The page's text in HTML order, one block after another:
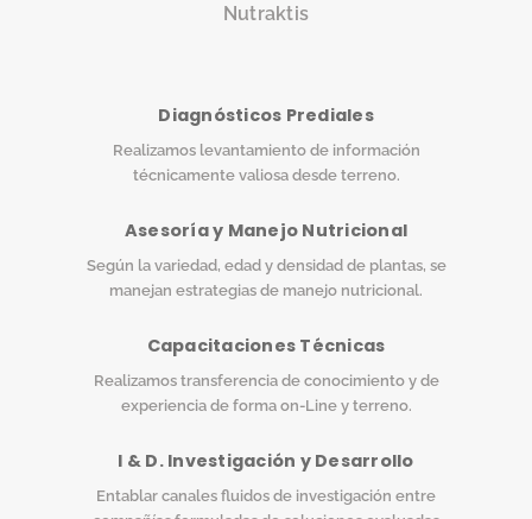
Nutraktis
Diagnósticos Prediales
Realizamos levantamiento de información
técnicamente valiosa desde terreno.
Asesoría y Manejo Nutricional
Según la variedad, edad y densidad de plantas, se
manejan estrategias de manejo nutricional.
Capacitaciones Técnicas
Realizamos transferencia de conocimiento y de
experiencia de forma on-Line y terreno.
I & D. Investigación y Desarrollo
Entablar canales fluidos de investigación entre